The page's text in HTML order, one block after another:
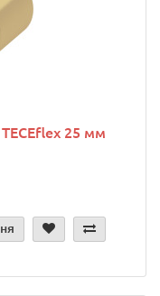
25 мм